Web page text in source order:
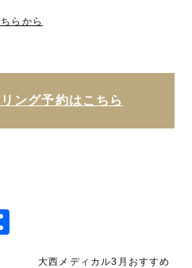
らから
ング予約はこちら
大西メディカル3月おすすめ